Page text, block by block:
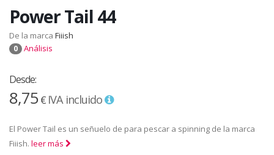
Power Tail 44
De la marca Fiiish
0 Análisis
Desde:
8,75€ IVA incluido
El Power Tail es un señuelo de para pescar a spinning de la marca
Fiiish. leer más